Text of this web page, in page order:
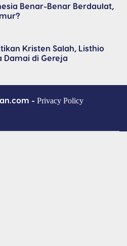
Benar-Benar Berdaulat,
Kristen Salah, Listhio
Damai di Gereja
- Privacy Policy